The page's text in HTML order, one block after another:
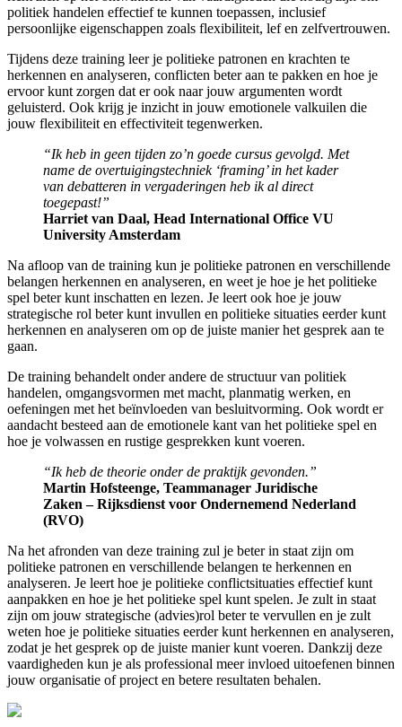
politiek handelen effectief te kunnen toepassen, inclusief
persoonlijke eigenschappen zoals flexibiliteit, lef en zelfvertrouwen.
Tijdens deze training leer je politieke patronen en krachten te
herkennen en analyseren, conflicten beter aan te pakken en hoe je
ervoor kunt zorgen dat er ook naar jouw argumenten wordt
geluisterd. Ook krijg je inzicht in jouw emotionele valkuilen die
jouw flexibiliteit en effectiviteit tegenwerken.
“Ik heb in geen tijden zo’n goede cursus gevolgd. Met
name de overtuigingstechniek ‘framing’ in het kader
van debatteren in vergaderingen heb ik al direct
toegepast!”
Harriet van Daal, Head International Office VU
University Amsterdam
Na afloop van de training kun je politieke patronen en verschillende
belangen herkennen en analyseren, en weet je hoe je het politieke
spel beter kunt inschatten en lezen. Je leert ook hoe je jouw
strategische rol beter kunt invullen en politieke situaties eerder kunt
herkennen en analyseren om op de juiste manier het gesprek aan te
gaan.
De training behandelt onder andere de structuur van politiek
handelen, omgangsvormen met macht, planmatig werken, en
oefeningen met het beïnvloeden van besluitvorming. Ook wordt er
aandacht besteed aan de emotionele kant van het politieke spel en
hoe je volwassen en rustige gesprekken kunt voeren.
“Ik heb de theorie onder de praktijk gevonden.”
Martin Hofsteenge, Teammanager Juridische
Zaken – Rijksdienst voor Ondernemend Nederland
(RVO)
Na het afronden van deze training zul je beter in staat zijn om
politieke patronen en verschillende belangen te herkennen en
analyseren. Je leert hoe je politieke conflictsituaties effectief kunt
aanpakken en hoe je het politieke spel kunt spelen. Je zult in staat
zijn om jouw strategische (advies)rol beter te vervullen en je zult
weten hoe je politieke situaties eerder kunt herkennen en analyseren,
zodat je het gesprek op de juiste manier kunt voeren. Dankzij deze
vaardigheden kun je als professional meer invloed uitoefenen binnen
jouw organisatie of project en betere resultaten behalen.